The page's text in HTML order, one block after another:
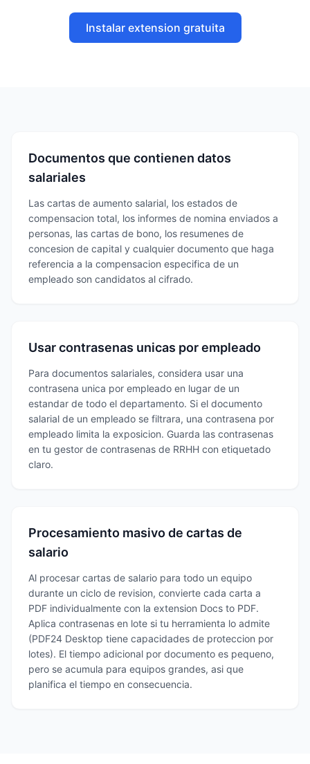
Instalar extension gratuita
Documentos que contienen datos
salariales
Las cartas de aumento salarial, los estados de
compensacion total, los informes de nomina enviados a
personas, las cartas de bono, los resumenes de
concesion de capital y cualquier documento que haga
referencia a la compensacion especifica de un
empleado son candidatos al cifrado.
Usar contrasenas unicas por empleado
Para documentos salariales, considera usar una
contrasena unica por empleado en lugar de un
estandar de todo el departamento. Si el documento
salarial de un empleado se filtrara, una contrasena por
empleado limita la exposicion. Guarda las contrasenas
en tu gestor de contrasenas de RRHH con etiquetado
claro.
Procesamiento masivo de cartas de
salario
Al procesar cartas de salario para todo un equipo
durante un ciclo de revision, convierte cada carta a
PDF individualmente con la extension Docs to PDF.
Aplica contrasenas en lote si tu herramienta lo admite
(PDF24 Desktop tiene capacidades de proteccion por
lotes). El tiempo adicional por documento es pequeno,
pero se acumula para equipos grandes, asi que
planifica el tiempo en consecuencia.